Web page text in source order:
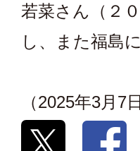
若菜さん（２
し、また福島
（2025年3月